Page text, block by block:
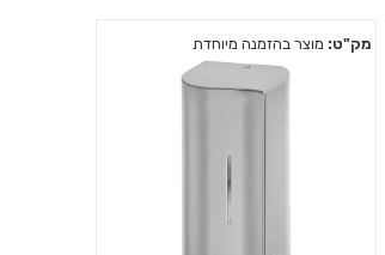
מק"ט: מוצר בהזמנה מיוחדת